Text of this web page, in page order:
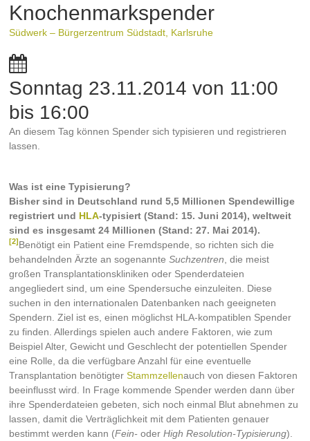
Knochenmarkspender
Südwerk – Bürgerzentrum Südstadt, Karlsruhe
Sonntag 23.11.2014 von 11:00
bis 16:00
An diesem Tag können Spender sich typisieren und registrieren
lassen.
Was ist eine Typisierung?
Bisher sind in Deutschland rund 5,5 Millionen Spendewillige
registriert und HLA-typisiert (Stand: 15. Juni 2014), weltweit
sind es insgesamt 24 Millionen (Stand: 27. Mai 2014).
[2] Benötigt ein Patient eine Fremdspende, so richten sich die
behandelnden Ärzte an sogenannteSuchzentren , die meist
großen Transplantationskliniken oder Spenderdateien
angegliedert sind, um eine Spendersuche einzuleiten. Diese
suchen in den internationalen Datenbanken nach geeigneten
Spendern. Ziel ist es, einen möglichst HLA-kompatiblen Spender
zu finden. Allerdings spielen auch andere Faktoren, wie zum
Beispiel Alter, Gewicht und Geschlecht der potentiellen Spender
eine Rolle, da die verfügbare Anzahl für eine eventuelle
Transplantation benötigterStammzellenauch von diesen Faktoren
beeinflusst wird. In Frage kommende Spender werden dann über
ihre Spenderdateien gebeten, sich noch einmal Blut abnehmen zu
lassen, damit die Verträglichkeit mit dem Patienten genauer
bestimmt werden kann (Fein- oderHigh Resolution-Typisierung).